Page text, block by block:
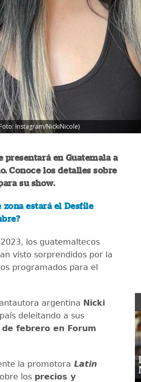
Instagram/NickiNicole)
presentará en Guatemala a
Conoce los detalles sobre
su show.
zona estará el Desfile
los guatemaltecos
visto sorprendidos por la
programados para el
argentina Nicki
deleitando a sus
febrero en Forum
la promotora Latin
los precios y